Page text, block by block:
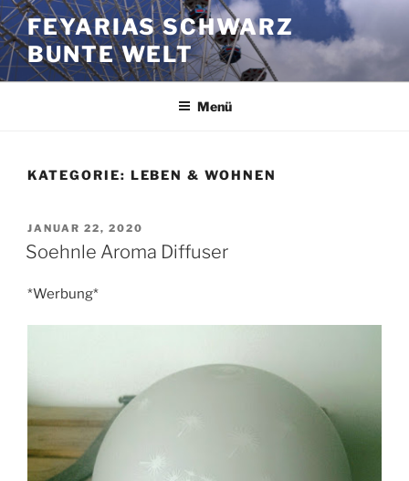
Zum
Inhalt
springen
FEYARIAS SCHWARZ
BUNTE WELT
Menü
KATEGORIE: LEBEN & WOHNEN
VERÖFFENTLICHT
AM
JANUAR 22, 2020
Soehnle Aroma Diffuser
*Werbung*